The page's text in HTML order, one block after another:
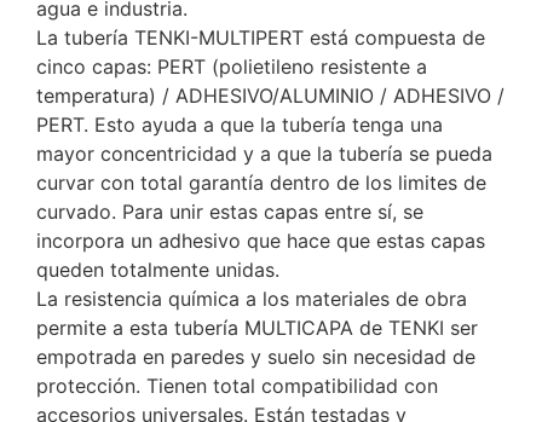
agua e industria.
La tubería TENKI-MULTIPERT está compuesta de
cinco capas: PERT (polietileno resistente a
temperatura) / ADHESIVO/ALUMINIO / ADHESIVO /
PERT. Esto ayuda a que la tubería tenga una
mayor concentricidad y a que la tubería se pueda
curvar con total garantía dentro de los limites de
curvado. Para unir estas capas entre sí, se
incorpora un adhesivo que hace que estas capas
queden totalmente unidas.
La resistencia química a los materiales de obra
permite a esta tubería MULTICAPA de TENKI ser
empotrada en paredes y suelo sin necesidad de
protección. Tienen total compatibilidad con
accesorios universales. Están testadas y